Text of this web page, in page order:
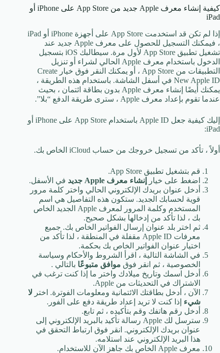
كيفية إنشاء معرف Apple جديد من App Store على iPhone أو
iPad
إذا لم تكن قد استخدمت App Store على أجهزة iPhone أو iPad
، فيمكنك التسجيل للحصول على معرف Apple جديد عند
تشغيل تطبيق App Store لأول مرة. سيطالبك iOS بتسجيل
الدخول باستخدام معرف Apple الحالي لشراء أو تنزيل
التطبيقات من App Store ، أو يمكنك النقر فوق خيار Create
New Apple ID في أسفل الشاشة. باستخدام هذه الطريقة ،
يمكنك أيضًا إنشاء معرف Apple بدون بطاقة ائتمان ، بحيث
عندما تقوم بإعداد معرف Apple ، سترى طريقة الدفع “بلا”.
إليك كيفية جعل Apple ID باستخدام App Store على iPhone أو
iPad:
أولاً ، تأكد من تسجيل خروجك من حساب iCloud الخاص بك.
قم بتشغيل تطبيق App Store.
اضغط على خيار
إنشاء معرف Apple جديد
في الأسفل.
أدخل عنوان بريدك الإلكتروني الحالي واختر كلمة مرور
قوية لحسابك الجديد. ستكون هذه التفاصيل هي اسم
المستخدم وكلمة المرور لمعرف Apple الجديد الخاص
بك ، لذا تأكد من إدخالها بشكل صحيح.
ثم اختر بلد عنوان إرسال الفواتير الخاص بك. جميع
معرفات Apple ID مقفلة في المنطقة ، لذا تأكد من
اختيار عنوان الفواتير الخاص بك بحكمة.
في الشاشة التالية ، اقرأ الشروط والأحكام وسياسة
الخصوصية ، ثم انقر فوق موافق متبوعًا بالتالي .
أدخل اسمك وتاريخ ميلادك واختر ما إذا كنت ترغب في
الاشتراك في التحديثات من Apple.
الآن ، أدخل بطاقتك الائتمانية ومعلومات الفوترة. اختر لا
شيء إذا كنت لا تريد إعداد طريقة دفع على الفور.
أدخل رقم هاتفك وقم بتأكيده ، ثم تابع.
سترسل لك Apple رسالة تأكيد بالبريد الإلكتروني إلى
عنوان بريدك الإلكتروني. انقر فوق ارتباط التحقق في
هذا البريد الإلكتروني عند استلامه.
معرف Apple الخاص بك جاهز الآن للاستخدام.